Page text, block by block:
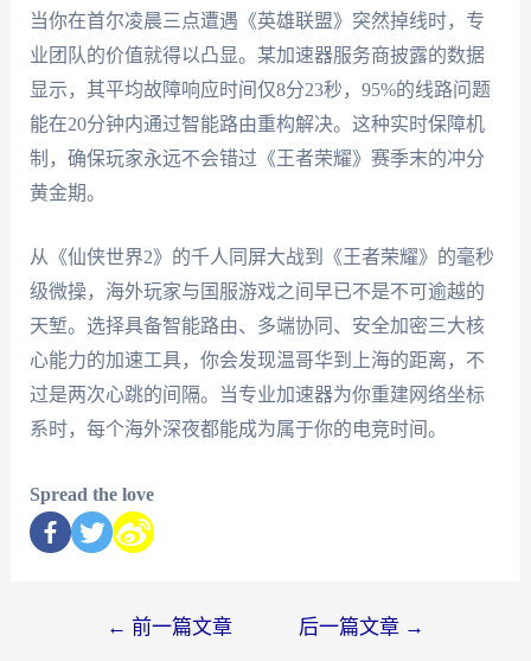
当你在首尔凌晨三点遭遇《英雄联盟》突然掉线时，专
业团队的价值就得以凸显。某加速器服务商披露的数据
显示，其平均故障响应时间仅8分23秒，95%的线路问题
能在20分钟内通过智能路由重构解决。这种实时保障机
制，确保玩家永远不会错过《王者荣耀》赛季末的冲分
黄金期。
从《仙侠世界2》的千人同屏大战到《王者荣耀》的毫秒
级微操，海外玩家与国服游戏之间早已不是不可逾越的
天堑。选择具备智能路由、多端协同、安全加密三大核
心能力的加速工具，你会发现温哥华到上海的距离，不
过是两次心跳的间隔。当专业加速器为你重建网络坐标
系时，每个海外深夜都能成为属于你的电竞时间。
Spread the love
← 前一篇文章 后一篇文章 →